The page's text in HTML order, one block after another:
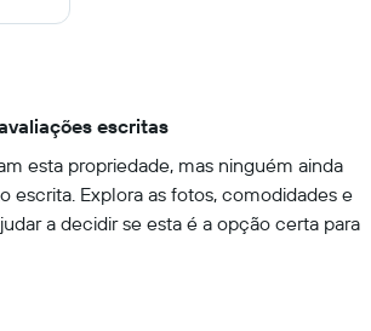
escritas
esta propriedade, mas ninguém ainda
escrita. Explora as fotos, comodidades e
a decidir se esta é a opção certa para